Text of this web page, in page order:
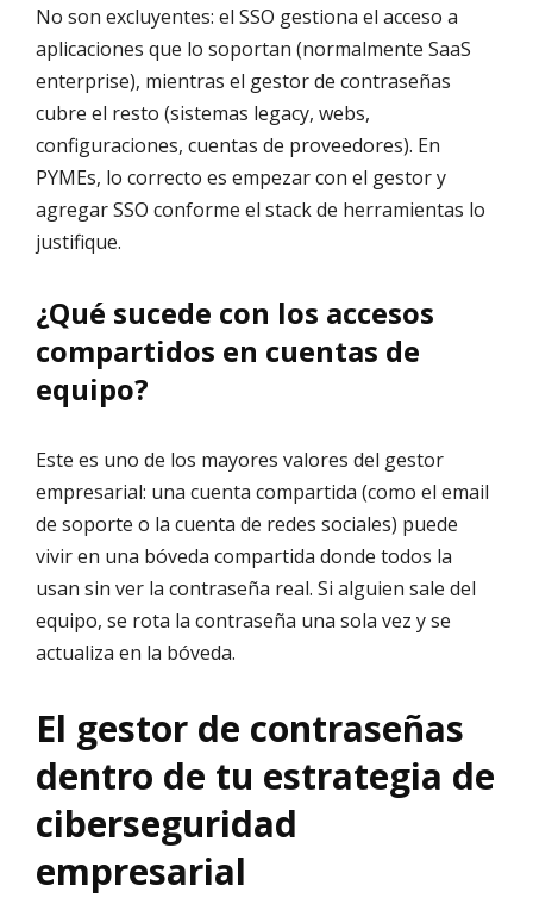
No son excluyentes: el SSO gestiona el acceso a
aplicaciones que lo soportan (normalmente SaaS
enterprise), mientras el gestor de contraseñas
cubre el resto (sistemas legacy, webs,
configuraciones, cuentas de proveedores). En
PYMEs, lo correcto es empezar con el gestor y
agregar SSO conforme el stack de herramientas lo
justifique.
¿Qué sucede con los accesos
compartidos en cuentas de
equipo?
Este es uno de los mayores valores del gestor
empresarial: una cuenta compartida (como el email
de soporte o la cuenta de redes sociales) puede
vivir en una bóveda compartida donde todos la
usan sin ver la contraseña real. Si alguien sale del
equipo, se rota la contraseña una sola vez y se
actualiza en la bóveda.
El gestor de contraseñas
dentro de tu estrategia de
ciberseguridad
empresarial